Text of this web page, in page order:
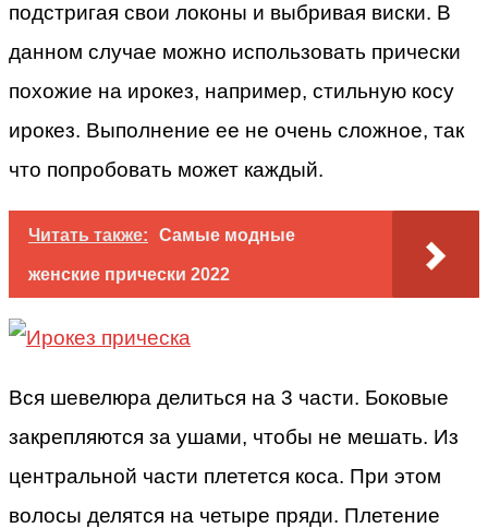
подстригая свои локоны и выбривая виски. В
данном случае можно использовать прически
похожие на ирокез, например, стильную косу
ирокез. Выполнение ее не очень сложное, так
что попробовать может каждый.
Читать также: Самые модные
женские прически 2022
Вся шевелюра делиться на 3 части. Боковые
закрепляются за ушами, чтобы не мешать. Из
центральной части плетется коса. При этом
волосы делятся на четыре пряди. Плетение